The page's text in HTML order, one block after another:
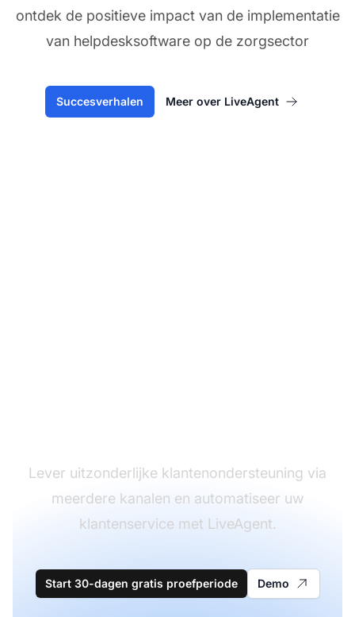
ontdek de positieve impact van de implementatie
van helpdesksoftware op de zorgsector
Succesverhalen Meer over LiveAgent
Lever uitzonderlijke klantenondersteuning via
meerdere kanalen en automatiseer uw
klantenservice met LiveAgent.
Start 30-dagen gratis proefperiode Demo